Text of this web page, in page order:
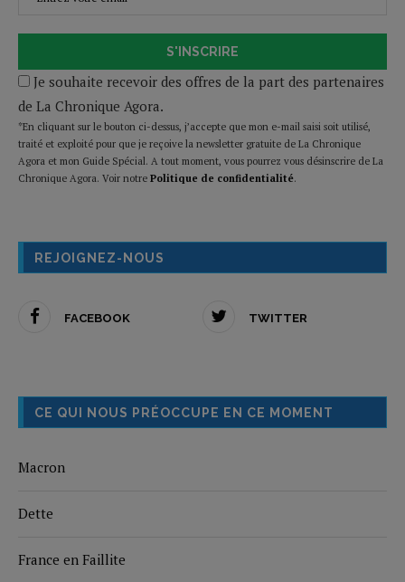
S'INSCRIRE
Je souhaite recevoir des offres de la part des partenaires
de La Chronique Agora.
*En cliquant sur le bouton ci-dessus, j’accepte que mon e-mail saisi soit utilisé,
traité et exploité pour que je reçoive la newsletter gratuite de La Chronique
Agora et mon Guide Spécial. A tout moment, vous pourrez vous désinscrire de La
Chronique Agora. Voir notre Politique de confidentialité.
REJOIGNEZ-NOUS
FACEBOOK TWITTER
CE QUI NOUS PRÉOCCUPE EN CE MOMENT
Macron
Dette
France en Faillite